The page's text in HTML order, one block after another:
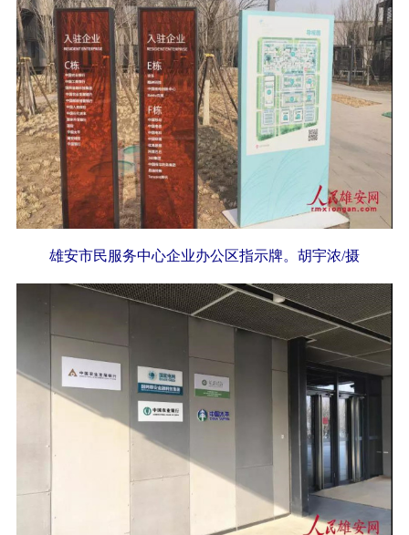
雄安市民服务中心企业办公区指示牌。胡宇浓/摄